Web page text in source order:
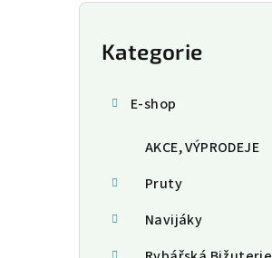
P
Přeskočit
kategorie
Kategorie
E-shop
AKCE, VÝPRODEJE
Pruty
Navijáky